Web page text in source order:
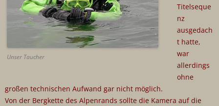
Unser Taucher
Titelseque
nz
ausgedach
t hatte,
war
allerdings
ohne
großen technischen Aufwand gar nicht möglich.
Von der Bergkette des Alpenrands sollte die Kamera auf die